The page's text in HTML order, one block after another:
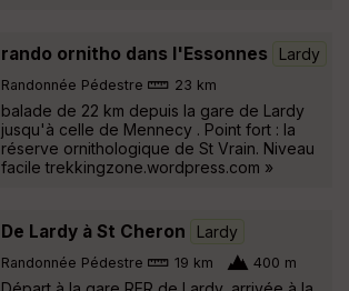
rando ornitho dans l'Essonnes Lardy
Randonnée Pédestre 23 km
balade de 22 km depuis la gare de Lardy
jusqu'à celle de Mennecy . Point fort : la
réserve ornithologique de St Vrain. Niveau
facile trekkingzone.wordpress.com »
De Lardy à St Cheron Lardy
Randonnée Pédestre 19 km 400 m